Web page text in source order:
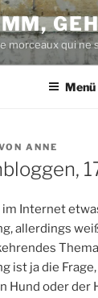
morceaux qui ne
Menü
ANNE
im Internet
allerdings
ist ja die
Hund oder der